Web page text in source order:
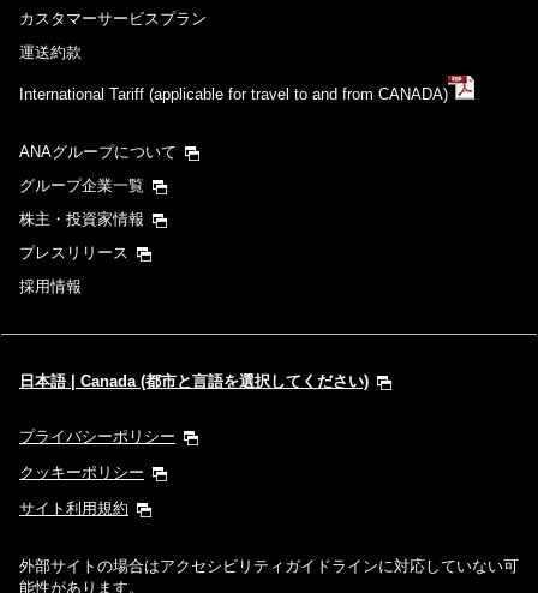
カスタマーサービスプラン
運送約款
International Tariff (applicable for travel to and from CANADA)
ANAグループについて
グループ企業一覧
株主・投資家情報
プレスリリース
採用情報
日本語 | Canada (都市と言語を選択してください)
プライバシーポリシー
クッキーポリシー
サイト利用規約
外部サイトの場合はアクセシビリティガイドラインに対応していない可
能性があります。